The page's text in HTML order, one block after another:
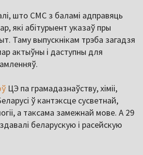
што СМС з баламі адправяць
які абітурыент указаў пры
Таму выпускнікам трэба загадзя
актыўны і даступны для
ЦЭ па грамадазнаўству, хіміі,
ў кантэксце сусветнай,
а таксама замежнай мове. А 29
беларускую і расейскую